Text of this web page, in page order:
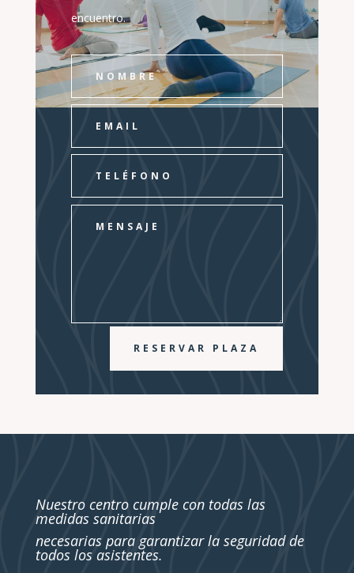
encuentro.
RESERVAR PLAZA
Nuestro centro cumple con todas las
medidas sanitarias
necesarias para garantizar la seguridad de
todos los asistentes.